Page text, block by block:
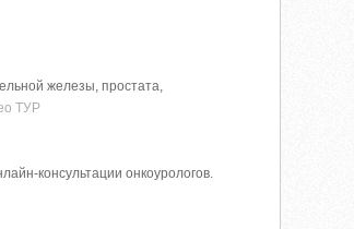
железы, простата,
ТУР
консультации онкоурологов.